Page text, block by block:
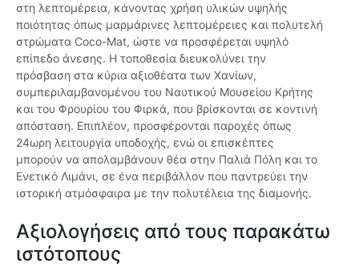
στη λεπτομέρεια, κάνοντας χρήση υλικών υψηλής
ποιότητας όπως μαρμάρινες λεπτομέρειες και πολυτελή
στρώματα Coco-Mat, ώστε να προσφέρεται υψηλό
επίπεδο άνεσης. Η τοποθεσία διευκολύνει την
πρόσβαση στα κύρια αξιοθέατα των Χανίων,
συμπεριλαμβανομένου του Ναυτικού Μουσείου Κρήτης
και του Φρουρίου του Φιρκά, που βρίσκονται σε κοντινή
απόσταση. Επιπλέον, προσφέρονται παροχές όπως
24ωρη λειτουργία υποδοχής, ενώ οι επισκέπτες
μπορούν να απολαμβάνουν θέα στην Παλιά Πόλη και το
Ενετικό Λιμάνι, σε ένα περιβάλλον που παντρεύει την
ιστορική ατμόσφαιρα με την πολυτέλεια της διαμονής.
Αξιολογήσεις από τους παρακάτω
ιστότοπους